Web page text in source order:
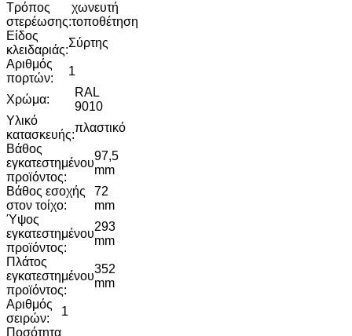
Τρόπος
στερέωσης:
χωνευτή
τοποθέτηση
Είδος
κλειδαριάς:
Σύρτης
Αριθμός
πορτών:
1
Χρώμα:
RAL
9010
Υλικό
κατασκευής:
πλαστικό
Βάθος
εγκατεστημένου
προϊόντος:
97,5
mm
Βάθος εσοχής
στον τοίχο:
72
mm
Ύψος
εγκατεστημένου
προϊόντος:
293
mm
Πλάτος
εγκατεστημένου
προϊόντος:
352
mm
Αριθμός
σειρών:
1
Ποσότητα